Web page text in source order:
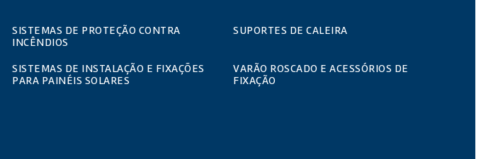
SISTEMAS DE PROTEÇÃO CONTRA
INCÊNDIOS
SUPORTES DE CALEIRA
SISTEMAS DE INSTALAÇÃO E FIXAÇÕES
PARA PAINÉIS SOLARES
VARÃO ROSCADO E ACESSÓRIOS DE
FIXAÇÃO